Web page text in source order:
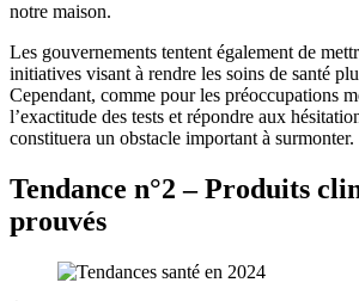
notre maison.
Les gouvernements tentent également de
initiatives visant à rendre les soins de santé
Cependant, comme pour les préoccupations
l’exactitude des tests et répondre aux
constituera un obstacle important à surmonter.
Tendance n°2 – Produits
prouvés